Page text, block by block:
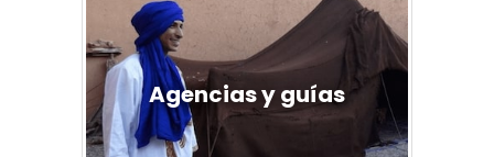
Agencias y guías